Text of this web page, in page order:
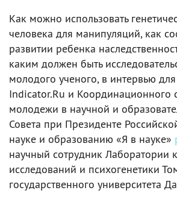
Как можно использовать
человека для манипуляций, как
развитии ребенка
каким должен быть
молодого ученого, в интервью
Indicator.Ru и Координационного
молодежи в научной и
Совета при Президенте
науке и образованию «Я в науке»
научный сотрудник Лаборатории
исследований и психогенетики
государственного университета